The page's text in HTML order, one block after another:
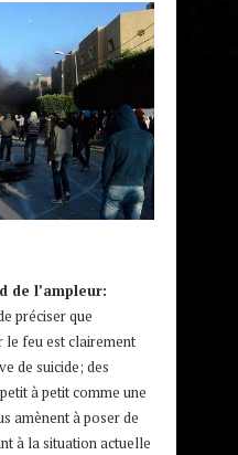
de l’ampleur:
préciser que
feu est clairement
de suicide; des
à petit comme une
amènent à poser de
à la situation actuelle